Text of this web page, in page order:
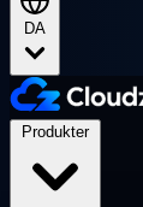
DA
Produkter